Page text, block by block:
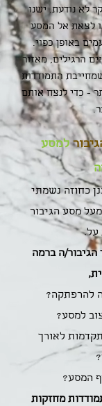
לא נודעת. ישנו
לצאת אל המסע
באופן כפוי.
הרגילים, מאזור
התמודדות
- כדי לנצח אותם
למסע
כחוזה נשמתי
מסע הגיבור
על.
הגיבור/ה ברמה
להרפתקה?
למסע?
לאורך
המסע?
מחזקות